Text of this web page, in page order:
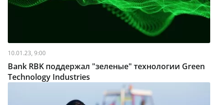
10.01.23, 9:00
Bank RBK поддержал "зеленые" технологии Green
Technology Industries